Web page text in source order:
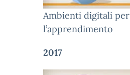
Ambienti digitali per
l’apprendimento
2017